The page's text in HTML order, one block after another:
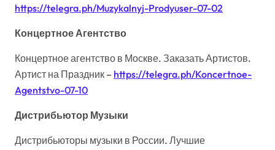
https://telegra.ph/Muzykalnyj-Prodyuser-07-02
Концертное Агентство
Концертное агентство в Москве. Заказать Артистов.
Артист на Праздник – https://telegra.ph/Koncertnoe-
Agentstvo-07-10
Дистрибьютор Музыки
Дистрибьюторы музыки в России. Лучшие